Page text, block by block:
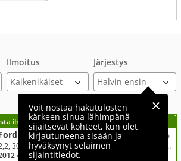
Ilmoitus Järjestys
Voit nostaa hakutulosten
kärkeen sinua lähimpänä
sijaitsevat kohteet, kun olet
kirjautuneena sisään ja
hyväksynyt selaimen
sijaintitiedot.
ilmoituksesi tähän?
Transit
2,2, 300L 2,2TDCi 125 hv Perusmalli N1 Van FWD 4,36 Puolikorkea
● 325 000 km● Diesel